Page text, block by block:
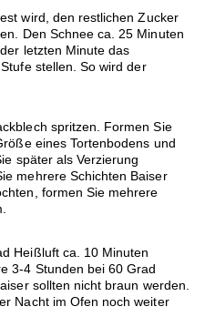
wird, den restlichen Zucker
Den Schnee ca. 25 Minuten
letzten Minute das
stellen. So wird der
spritzen. Formen Sie
eines Tortenbodens und
später als Verzierung
mehrere Schichten Baiser
formen Sie mehrere
Heißluft ca. 10 Minuten
3-4 Stunden bei 60 Grad
sollten nicht braun werden.
Nacht im Ofen noch weiter